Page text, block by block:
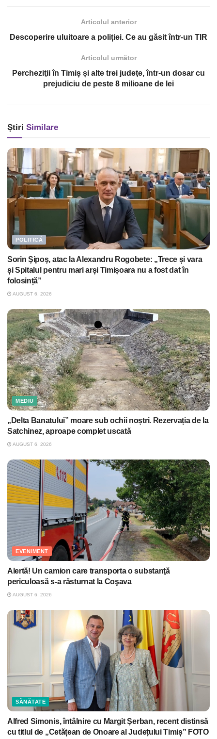
Articolul anterior
Descoperire uluitoare a poliției. Ce au găsit într-un TIR
Articolul următor
Percheziţii în Timiș și alte trei judeţe, într-un dosar cu
prejudiciu de peste 8 milioane de lei
Știri Similare
POLITICĂ
Sorin Şipoş, atac la Alexandru Rogobete: „Trece și vara
și Spitalul pentru mari arși Timișoara nu a fost dat în
folosință”
AUGUST 6, 2026
MEDIU
„Delta Banatului” moare sub ochii noștri. Rezervația de la
Satchinez, aproape complet uscată
AUGUST 6, 2026
EVENIMENT
Alertă! Un camion care transporta o substanţă
periculoasă s-a răsturnat la Coşava
AUGUST 6, 2026
SĂNĂTATE
Alfred Simonis, întâlnire cu Margit Şerban, recent distinsă
cu titlul de „Cetățean de Onoare al Județului Timiș” FOTO